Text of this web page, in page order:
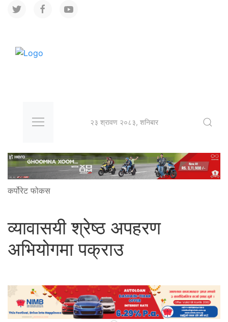
२३ श्रावण २०८३, शनिबार
कर्पोरेट फोकस
व्यावासयी श्रेष्ठ अपहरण
अभियोगमा पक्राउ